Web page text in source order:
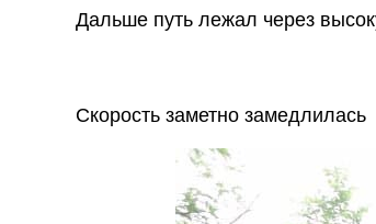
Дальше путь лежал через
Скорость заметно замедлилась